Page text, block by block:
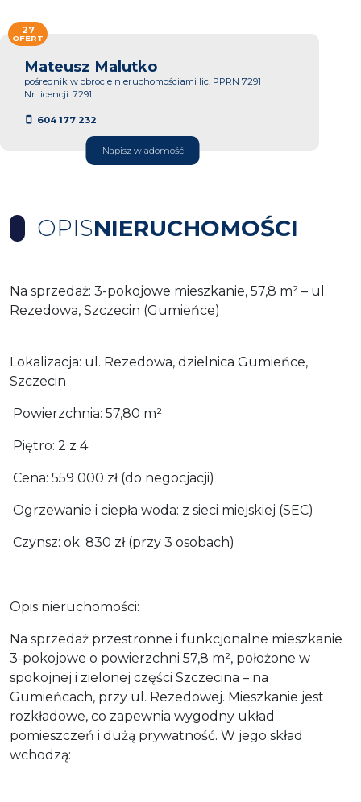
Mateusz Malutko
pośrednik w obrocie nieruchomościami lic. PPRN 7291
Nr licencji: 7291
604 177 232
Napisz wiadomość
27
OFERT
OPISNIERUCHOMOŚCI
Na sprzedaż: 3-pokojowe mieszkanie, 57,8 m² – ul.
Rezedowa, Szczecin (Gumieńce)
Lokalizacja: ul. Rezedowa, dzielnica Gumieńce,
Szczecin
Powierzchnia: 57,80 m²
Piętro: 2 z 4
Cena: 559 000 zł (do negocjacji)
Ogrzewanie i ciepła woda: z sieci miejskiej (SEC)
Czynsz: ok. 830 zł (przy 3 osobach)
Opis nieruchomości:
Na sprzedaż przestronne i funkcjonalne mieszkanie
3-pokojowe o powierzchni 57,8 m², położone w
spokojnej i zielonej części Szczecina – na
Gumieńcach, przy ul. Rezedowej. Mieszkanie jest
rozkładowe, co zapewnia wygodny układ
pomieszczeń i dużą prywatność. W jego skład
wchodzą: